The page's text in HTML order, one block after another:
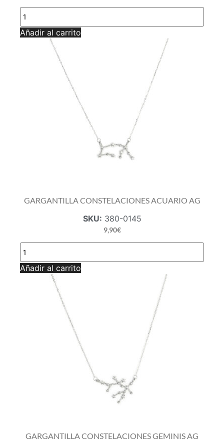
GARGANTILLA
CONSTELACIONES
CAPRICORNIO
AG
cantidad
Añadir al carrito
GARGANTILLA CONSTELACIONES ACUARIO AG
SKU: 380-0145
9,90€
GARGANTILLA
CONSTELACIONES
ACUARIO
AG
cantidad
Añadir al carrito
GARGANTILLA CONSTELACIONES GEMINIS AG